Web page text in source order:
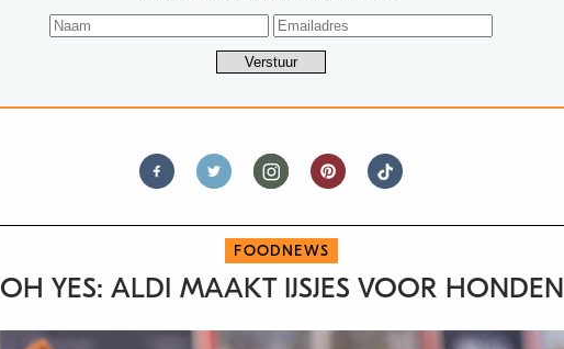
FOODNEWS
OH YES: ALDI MAAKT IJSJES VOOR HONDEN